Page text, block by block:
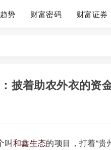
势 财富密码 财富证券
披着助农外衣的
叫和鑫生态的项目，打着“贵